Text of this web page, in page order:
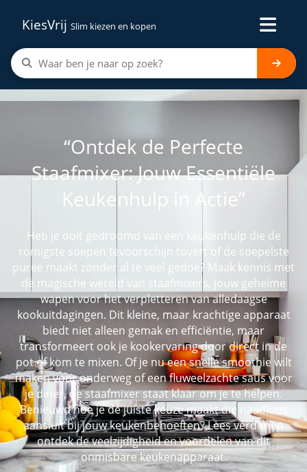
KiesVrij Slim kiezen en kopen
“Ontdek de Perfecte
Staafmixer: Jouw Essentiële
Keukenhulp in Actie”
Heb je ooit gedroomd van een keukenhulp die de
romigste soepen tevoorschijn tovert of de soepelste
puree maakt zonder al te veel gedoe? Maak kennis met
de magische wereld van staafmixers, jouw geheime
wapen voor het verpletteren van alledaagse
kookuitdagingen. Dit kleine, maar krachtige apparaat
biedt niet alleen gemak en efficiëntie, maar
transformeert ook je kookervaring door direct in de
pot of kom te mixen. Of je nu een snelle smoothie wilt
maken voor onderweg of een fluweelzachte saus voor
je diner, de staafmixer staat klaar om je te helpen.
Benieuwd hoe je de juiste keuze maakt die naadloos
aansluit bij jouw keukenbehoeften? Lees verder en
ontdek de veelzijdigheid en voordelen van dit
onmisbare keukenapparaat.